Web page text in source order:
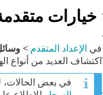
خيارات
في الإعداد المتقدم >
اكتشاف العديد من أنواع
في بعض الحالات،